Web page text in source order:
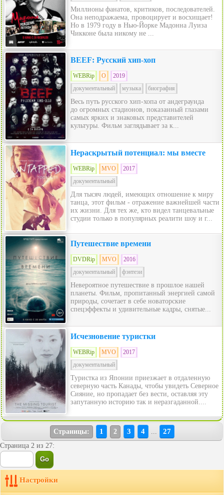
Миллионы фанатов, критиков, последователей.
Она неподражаема, провоцирует и восхищает!
Но в 1979 году в Нью-Йорке Мадонна Луиза
Чикконе была никому не ...
BEEF: Русский хип-хоп
WEBRip O
2019
документальный
музыка биография
Весь путь русского хип-хопа от андеграунда
до огромных стадионов, показанный глазами
самых ярких и знаковых представителей
культуры. Фильм заглядывает за к...
Нераскрытый потенциал: мы вместе
WEBRip MVO
2017
документальный
Для тысяч людей, имеющих отношение к миру
танца, этот фильм - отражение важнейшей части
их жизни. Для тех же, кто видел танцевальные
студии только в популярных реалити шоу и г...
Путешествие времени
DVDRip MVO
2016
документальный
фэнтези
Невероятное путешествие в прошлое нашей
планеты. Фильм, пропитанный энергией самой
природы, сочетает в себе новаторские
спецэффекты и удивительные кадры, снятые...
Исчезновение туристки
WEBRip MVO
2017
документальный
Туристка из Японии приезжает в отдаленную
северную часть Канады, чтобы увидеть Северное
Сияние, но пропадает без вести, оставляя эту
запутанную историю так и неразгаданной....
Страницы: 1 2 3 4 ... 27
Страница 2 из 27:
Настройки